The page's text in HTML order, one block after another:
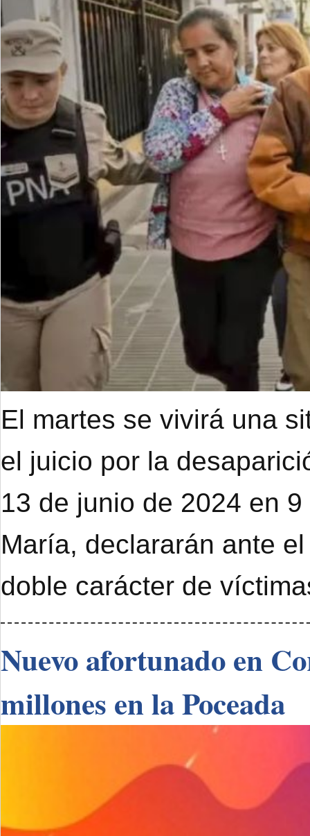
El martes se vivirá una
el juicio por la
13 de junio de 2024 en
María, declararán ante
doble carácter de
Nuevo afortunado en
millones en la Poceada